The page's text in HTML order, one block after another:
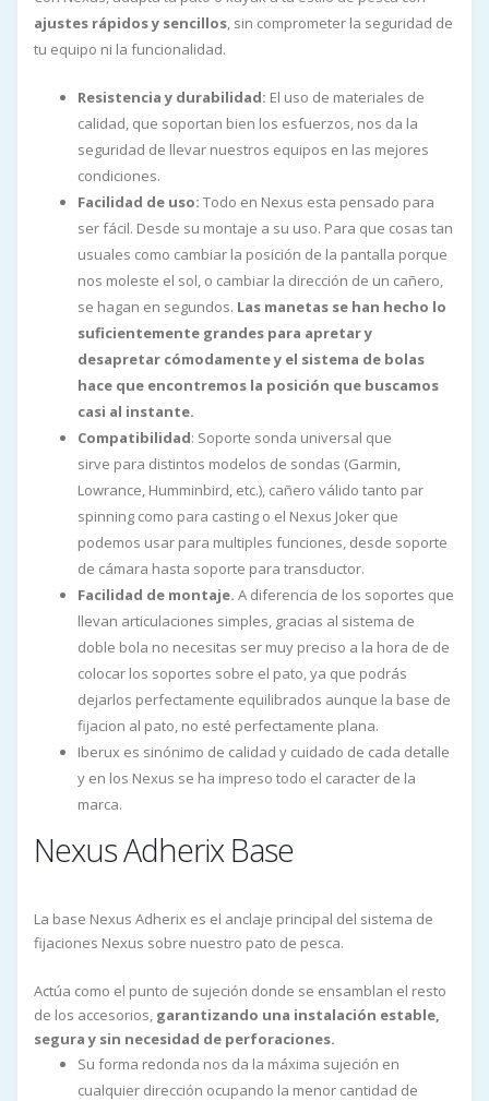
ajustes rápidos y sencillos, sin comprometer la seguridad de
tu equipo ni la funcionalidad.
Resistencia y durabilidad: El uso de materiales de
calidad, que soportan bien los esfuerzos, nos da la
seguridad de llevar nuestros equipos en las mejores
condiciones.
Facilidad de uso: Todo en Nexus esta pensado para
ser fácil. Desde su montaje a su uso. Para que cosas tan
usuales como cambiar la posición de la pantalla porque
nos moleste el sol, o cambiar la dirección de un cañero,
se hagan en segundos. Las manetas se han hecho lo
suficientemente grandes para apretar y
desapretar cómodamente y el sistema de bolas
hace que encontremos la posición que buscamos
casi al instante.
Compatibilidad: Soporte sonda universal que
sirve para distintos modelos de sondas (Garmin,
Lowrance, Humminbird, etc.), cañero válido tanto par
spinning como para casting o el Nexus Joker que
podemos usar para multiples funciones, desde soporte
de cámara hasta soporte para transductor.
Facilidad de montaje. A diferencia de los soportes que
llevan articulaciones simples, gracias al sistema de
doble bola no necesitas ser muy preciso a la hora de de
colocar los soportes sobre el pato, ya que podrás
dejarlos perfectamente equilibrados aunque la base de
fijacion al pato, no esté perfectamente plana.
Iberux es sinónimo de calidad y cuidado de cada detalle
y en los Nexus se ha impreso todo el caracter de la
marca.
Nexus Adherix Base
La base Nexus Adherix es el anclaje principal del sistema de
fijaciones Nexus sobre nuestro pato de pesca.
Actúa como el punto de sujeción donde se ensamblan el resto
de los accesorios, garantizando una instalación estable,
segura y sin necesidad de perforaciones.
Su forma redonda nos da la máxima sujeción en
cualquier dirección ocupando la menor cantidad de